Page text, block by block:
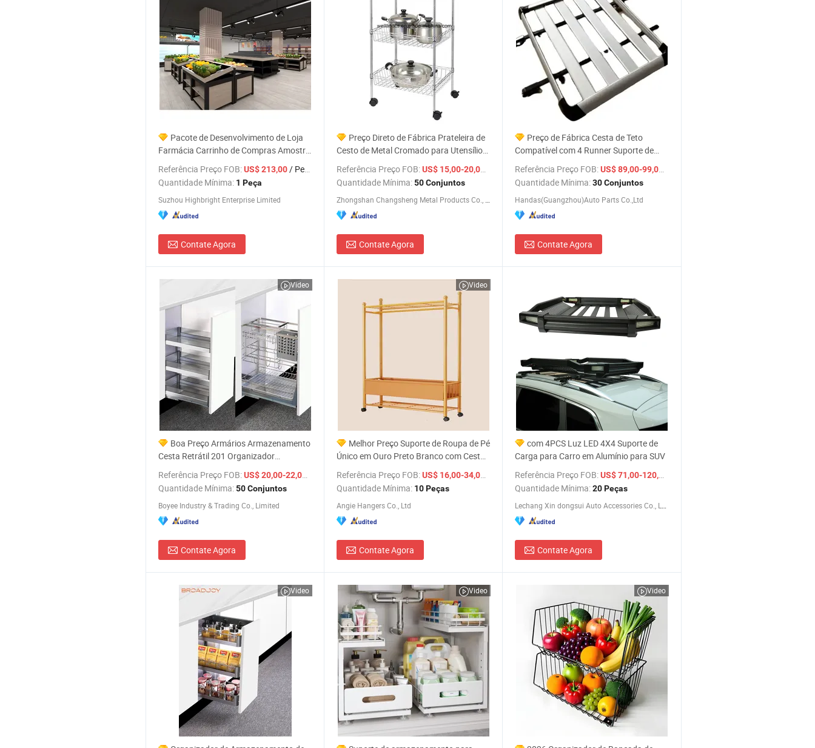
Pacote de Desenvolvimento de Loja
Farmácia Carrinho de Compras Amostra
Grátis Quantidade em Lote Preço
Prateleira de Armazenamento
Referência Preço FOB:US$ 213,00/ Peça
Quantidade Mínima: 1 Peça
Suzhou Highbright Enterprise Limited
Contate Agora
Preço Direto de Fábrica Prateleira de
Cesto de Metal Cromado para Utensílios
de Cozinha com Rodas
Referência Preço FOB:US$ 15,00-20,00 / Conjunto
Quantidade Mínima:50 Conjuntos
Contate Agora
Preço de Fábrica Cesta de Teto
Compatível com 4 Runner Suporte de
Bagagem Transportador de Carga Rack
de Carga
Referência Preço FOB:US$ 89,00-99,00 / Conjunto
Quantidade Mínima:30 Conjuntos
Handas(Guangzhou)Auto Parts Co.,Ltd
Contate Agora
Video
Boa Preço Armários Armazenamento
Cesta Retrátil 201 Organizador
Doméstico Móveis Ferragens Prateleira
de Despensa Armazenamento de
Temperos
Referência Preço FOB:US$ 20,00-22,00 / Conjunto
Quantidade Mínima:50 Conjuntos
Boyee Industry & Trading Co., Limited
Contate Agora
Video
Melhor Preço Suporte de Roupa de Pé
Único em Ouro Preto Branco com Cesta
de Armazenamento e Prateleira Feito de
Ferro para Mobiliário de Casa Couture
Referência Preço FOB:US$ 16,00-34,00 / Peça
Quantidade Mínima: 10 Peças
Angie Hangers Co., Ltd
Contate Agora
com 4PCS Luz LED 4X4 Suporte de
Carga para Carro em Alumínio para SUV
Referência Preço FOB:US$ 71,00-120,00
Quantidade Mínima:20 Peças
Contate Agora
Video Video Video